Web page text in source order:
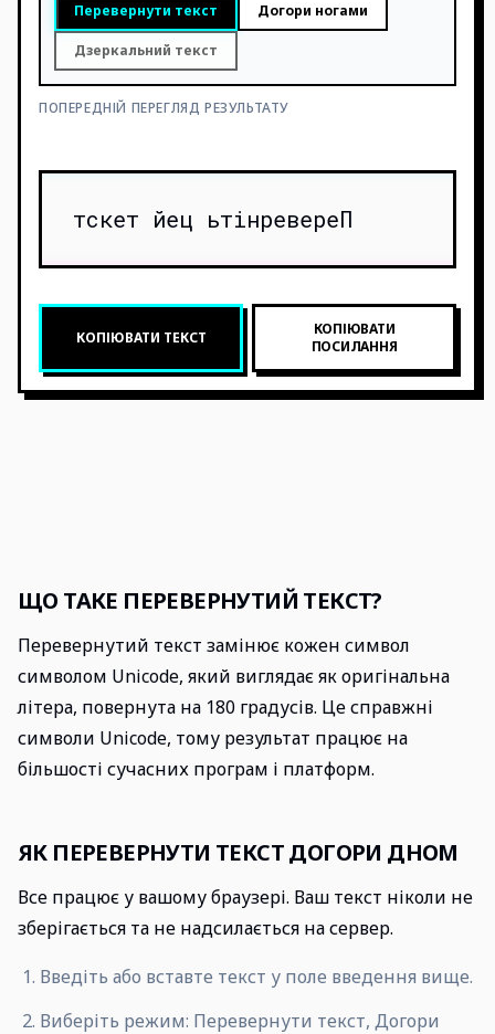
Перевернути текст
Догори ногами
Дзеркальний текст
ПОПЕРЕДНІЙ ПЕРЕГЛЯД РЕЗУЛЬТАТУ
тскет йец ьтінревереП
КОПІЮВАТИ ТЕКСТ
КОПІЮВАТИ
ПОСИЛАННЯ
ЩО ТАКЕ ПЕРЕВЕРНУТИЙ ТЕКСТ?
Перевернутий текст замінює кожен символ
символом Unicode, який виглядає як оригінальна
літера, повернута на 180 градусів. Це справжні
символи Unicode, тому результат працює на
більшості сучасних програм і платформ.
ЯК ПЕРЕВЕРНУТИ ТЕКСТ ДОГОРИ ДНОМ
Все працює у вашому браузері. Ваш текст ніколи не
зберігається та не надсилається на сервер.
Введіть або вставте текст у поле введення вище.
Виберіть режим: Перевернути текст, Догори